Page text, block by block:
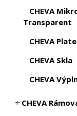
CHEVA
Transparent
CHEVA
CHEVA Skla
CHEVA
CHEVA